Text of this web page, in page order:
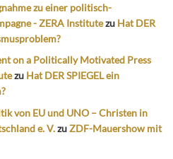
zu einer politisch-
- ZERA Institutezu Hat DER
on a Politically Motivated Press
zu Hat DER SPIEGEL ein
von EU und UNO – Christen in
e. V.zuZDF-Mauershow mit